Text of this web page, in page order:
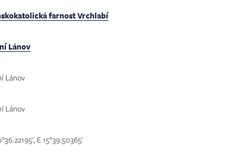
farnost Vrchlabí
Lánov
Lánov
Lánov
E 15°39.50365'